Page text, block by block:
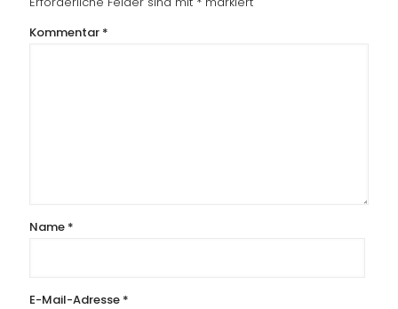
Kommentar *
Name *
E-Mail-Adresse *